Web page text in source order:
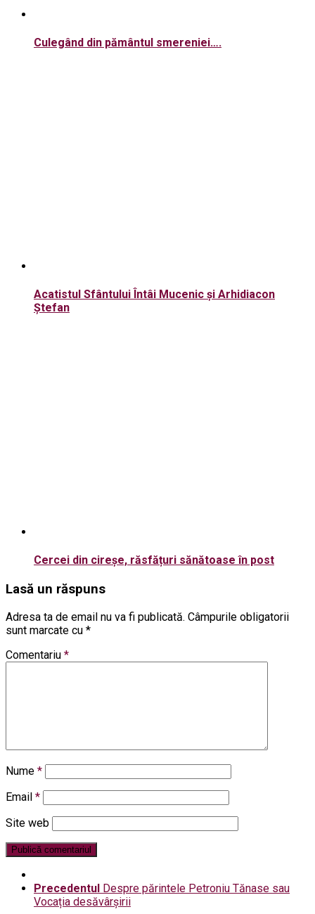
Culegând din pământul smereniei….
Acatistul Sfântului Întâi Mucenic şi Arhidiacon
Ştefan
Cercei din cireșe, răsfățuri sănătoase în post
Lasă un răspuns
Adresa ta de email nu va fi publicată. Câmpurile obligatorii
sunt marcate cu *
Comentariu *
Nume *
Email *
Site web
Precedentul Despre părintele Petroniu Tănase sau
Vocația desăvârșirii